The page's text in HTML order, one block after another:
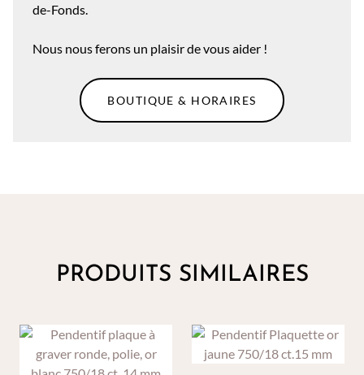
de-Fonds.
Nous nous ferons un plaisir de vous aider !
BOUTIQUE & HORAIRES
PRODUITS SIMILAIRES